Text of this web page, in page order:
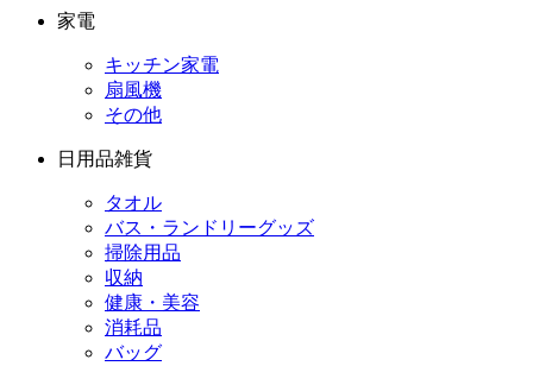
家電
キッチン家電
扇風機
その他
日用品雑貨
タオル
バス・ランドリーグッズ
掃除用品
収納
健康・美容
消耗品
バッグ